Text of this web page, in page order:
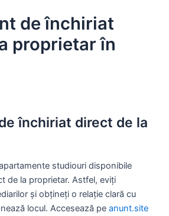
de închiriat
proprietar în
închiriat direct de la
studiouri disponibile
de la proprietar. Astfel, eviți
și obțineți o relație clară cu
locul. Accesează pe anunt.site